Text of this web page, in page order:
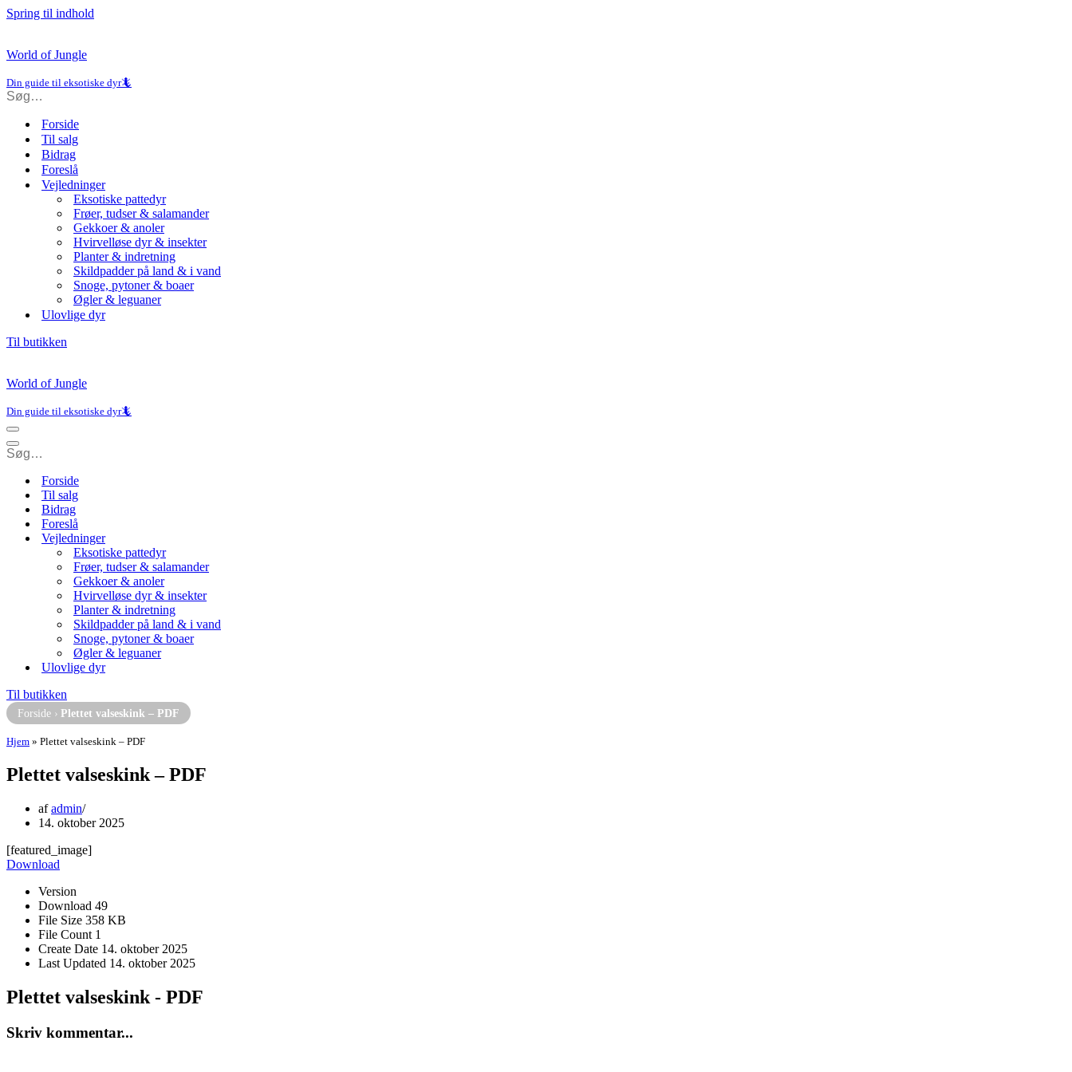
Spring til indhold
World of Jungle
Din guide til eksotiske dyr🦎
Forside
Til salg
Bidrag
Foreslå
Vejledninger
Eksotiske pattedyr
Frøer, tudser & salamander
Gekkoer & anoler
Hvirvelløse dyr & insekter
Planter & indretning
Skildpadder på land & i vand
Snoge, pytoner & boaer
Øgler & leguaner
Ulovlige dyr
Til butikken
World of Jungle
Din guide til eksotiske dyr🦎
Navigation
menu
Navigation
menu
Forside
Til salg
Bidrag
Foreslå
Vejledninger
Eksotiske pattedyr
Frøer, tudser & salamander
Gekkoer & anoler
Hvirvelløse dyr & insekter
Planter & indretning
Skildpadder på land & i vand
Snoge, pytoner & boaer
Øgler & leguaner
Ulovlige dyr
Til butikken
Forside › Plettet valseskink – PDF
Hjem » Plettet valseskink – PDF
Plettet valseskink – PDF
afadmin
14. oktober 2025
[featured_image]
Download
Version
Download 49
File Size 358 KB
File Count 1
Create Date 14. oktober 2025
Last Updated 14. oktober 2025
Plettet valseskink - PDF
Skriv kommentar...